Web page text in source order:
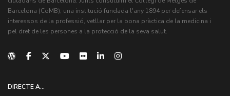
Barcelona (CoMB), una institució fundada l'any 1894 per defensar els
interessos de la professió, vetllar per la bona pràctica de la medicina i
pel dret de les persones a la protecció de la seva salut.
DIRECTE A...